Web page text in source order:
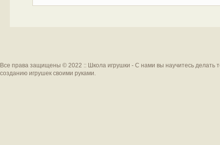
Все права защищены © 2022 :: Школа игрушки - С нами вы научитесь делать
созданию игрушек своими руками.